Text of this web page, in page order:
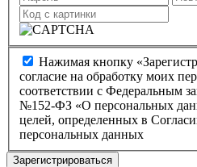
Нажимая кнопку
согласие на обработку моих
соответствии с Федеральным
№152-ФЗ «О персональных
целей, определенных в
персональных данных
Зарегистрироваться